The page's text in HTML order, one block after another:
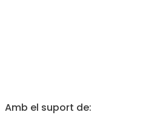
Amb el suport de: